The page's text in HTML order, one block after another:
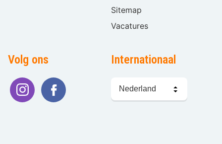
Sitemap
Vacatures
Volg ons Internationaal
kiezen